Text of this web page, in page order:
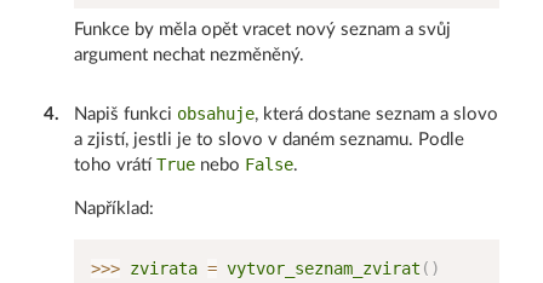
Funkce by měla opět vracet nový seznam a svůj
argument nechat nezměněný.
4. Napiš funkci obsahuje, která dostane seznam a slovo
a zjistí, jestli je to slovo v daném seznamu. Podle
toho vrátíTrue nebo False.
Například:
>>> zvirata = vytvor_seznam_zvirat ( )